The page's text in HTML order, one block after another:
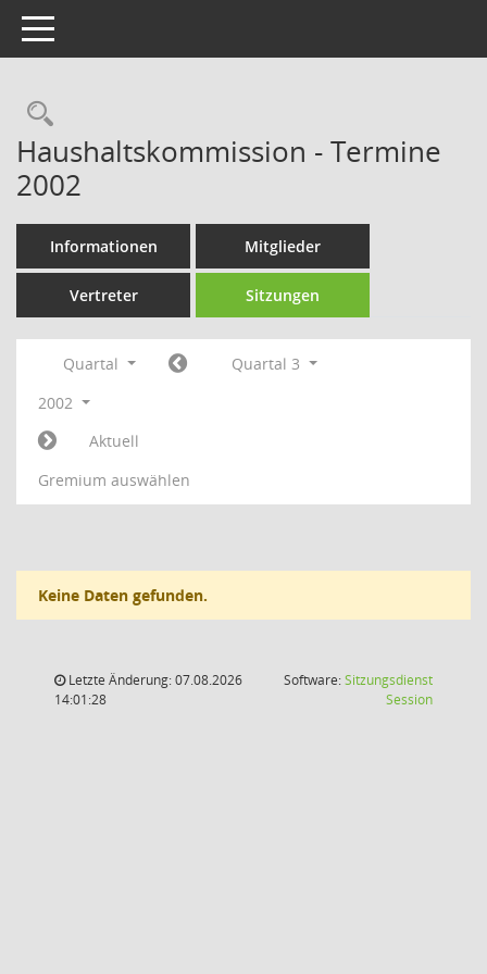
Toggle navigation
Rechercheauswahl
Haushaltskommission - Termine
2002
Informationen Mitglieder
Vertreter Sitzungen
Quartal
Quartal 3
2002
Aktuell
Gremium auswählen
Keine Daten gefunden.
Letzte Änderung: 07.08.2026
14:01:28
Software:Sitzungsdienst
Session(Wird in